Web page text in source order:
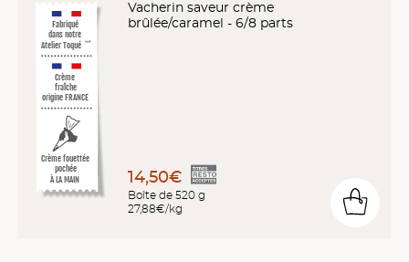
Fabriqué
dans notre
Atelier Toqué
™*
Crème
fraîche
origine FRANCE
Crème fouettée
pochée
À LA MAIN
Vacherin saveur crème
brûlée/caramel - 6/8 parts
14,50€
Boîte de 520 g
27,88€/kg